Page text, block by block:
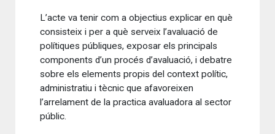
L’acte va tenir com a objectius explicar en què
consisteix i per a què serveix l’avaluació de
polítiques públiques, exposar els principals
components d’un procés d’avaluació, i debatre
sobre els elements propis del context polític,
administratiu i tècnic que afavoreixen
l’arrelament de la practica avaluadora al sector
públic.